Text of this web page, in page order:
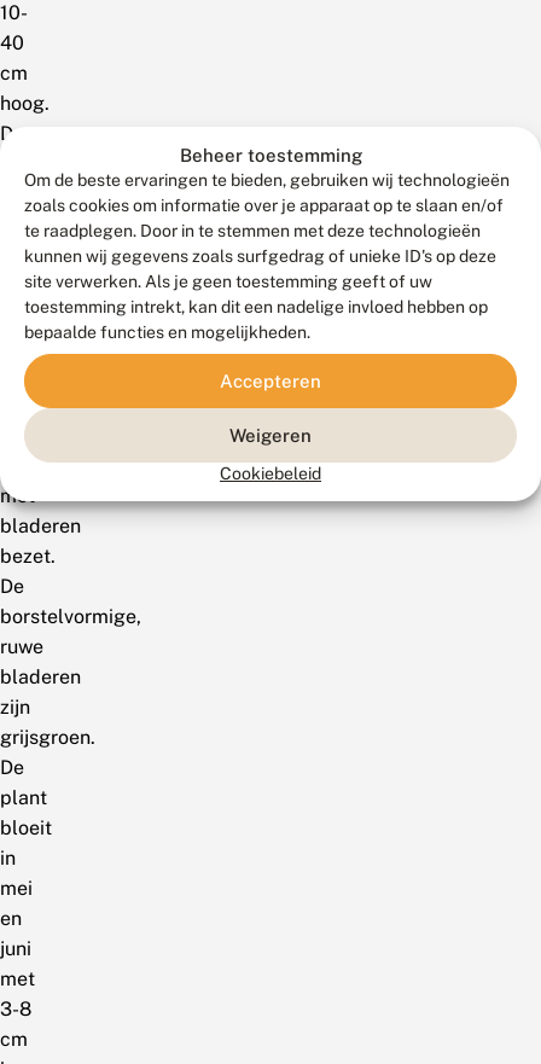
Beheer toestemming
Om de beste ervaringen te bieden, gebruiken wij technologieën
zoals cookies om informatie over je apparaat op te slaan en/of
te raadplegen. Door in te stemmen met deze technologieën
kunnen wij gegevens zoals surfgedrag of unieke ID's op deze
site verwerken. Als je geen toestemming geeft of uw
toestemming intrekt, kan dit een nadelige invloed hebben op
bepaalde functies en mogelijkheden.
Accepteren
Weigeren
Cookiebeleid
10-
40
cm
hoog.
De
stengels
staan
rechtop
zijn
meestal
alleen
aan
voet
met
bladeren
bezet.
De
borstelvormige,
ruwe
bladeren
zijn
grijsgroen.
De
plant
bloeit
in
mei
en
juni
met
3-8
cm